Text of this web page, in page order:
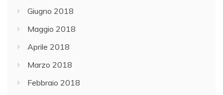
Giugno 2018
Maggio 2018
Aprile 2018
Marzo 2018
Febbraio 2018